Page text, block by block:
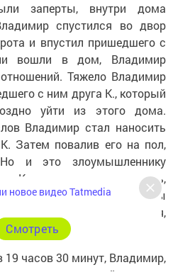
заперты, внутри дома
спустился во двор
и впустил пришедшего с
вошли в дом, Владимир
Тяжело Владимир
с ним друга К., который
уйти из этого дома.
Владимир стал наносить
Затем повалив его на пол,
и это злоумышленнику
К. к стене, он стал душить,
со стороны
может плохо кончиться,
жертвы.
19 часов 30 минут, Владимир,
новое видео Tatmedia
Cмотреть